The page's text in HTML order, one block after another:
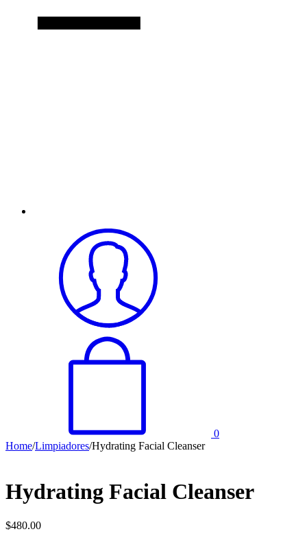
0
Home/Limpiadores/Hydrating Facial Cleanser
Hydrating Facial Cleanser
$480.00